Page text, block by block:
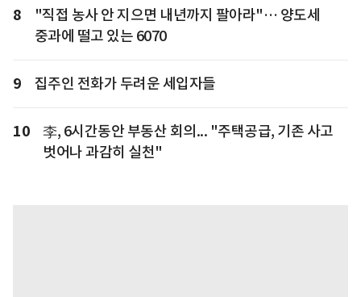
8
"직접 농사 안 지으면 내년까지 팔아라"… 양도세
중과에 떨고 있는 6070
9 집주인 전화가 두려운 세입자들
10
李, 6시간동안 부동산 회의... "주택공급, 기존 사고
벗어나 과감히 실천"